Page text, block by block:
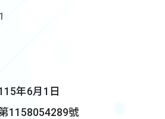
年6月1日
1158054289號